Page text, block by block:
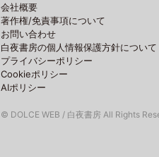
会社概要
著作権/免責事項について
お問い合わせ
白夜書房の個人情報保護方針について
プライバシーポリシー
Cookieポリシー
AIポリシー
© DOLCE WEB / 白夜書房 All Rights